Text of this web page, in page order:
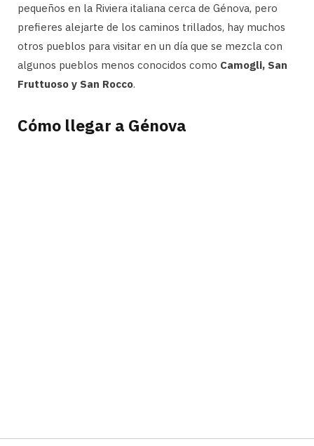
pequeños en la Riviera italiana cerca de Génova, pero
prefieres alejarte de los caminos trillados, hay muchos
otros pueblos para visitar en un día que se mezcla con
algunos pueblos menos conocidos como Camogli, San
Fruttuoso y San Rocco.
Cómo llegar a Génova